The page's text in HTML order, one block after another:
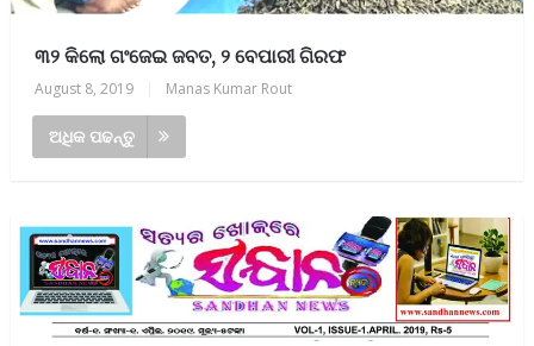
୩୨ କିଲୋ ଗଂଜେଇ ଜବତ, ୨ ବେପାରୀ ଗିରଫ
August 8, 2019 Manas Kumar Rout
ଅଧିକ ପଢନ୍ତୁ